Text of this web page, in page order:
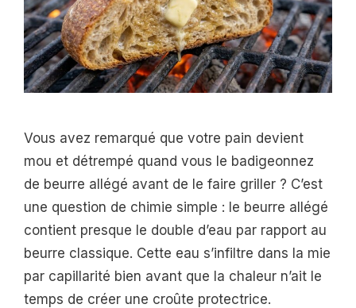
Vous avez remarqué que votre pain devient
mou et détrempé quand vous le badigeonnez
de beurre allégé avant de le faire griller ? C’est
une question de chimie simple : le beurre allégé
contient presque le double d’eau par rapport au
beurre classique. Cette eau s’infiltre dans la mie
par capillarité bien avant que la chaleur n’ait le
temps de créer une croûte protectrice.